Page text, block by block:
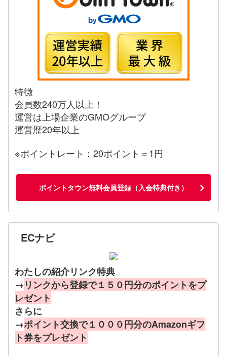
特徴
会員数240万人以上！
運営は上場企業のGMOグループ
運営歴20年以上
※ポイントレート：20ポイント＝1円
ポイントタウン無料会員登録（入会特典付き）
ECナビ
わたしの紹介リンク特典
→ リンクから登録で１５０円分のポイントをプ
レゼント
さらに
→ポイント交換で１０００円分のAmazonギフ
ト券をプレゼント